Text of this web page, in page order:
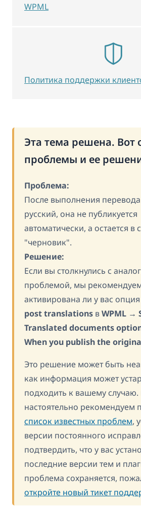
Эта тема решена. Вот
проблемы и ее
Проблема:
После выполнения
русский, она не публикуется
автоматически, а остается в
"черновик".
Решение:
Если вы столкнулись с
проблемой, мы
активирована ли у вас опция
post translations вWPML →
Translated documents
When you publish the
Это решение может быть
как информация может
подходить к вашему
настоятельно рекомендуем
список известных проблем,
версии постоянного
подтвердить, что у вас
последние версии тем и
проблема сохраняется,
откройте новый тикет
WPML
Политика поддержки